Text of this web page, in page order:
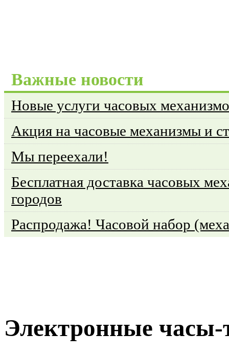
Важные новости
Новые услуги часовых
Акция на часовые механизмы и
Мы переехали!
Бесплатная доставка часовых
городов
Распродажа! Часовой набор
Электронные часы-